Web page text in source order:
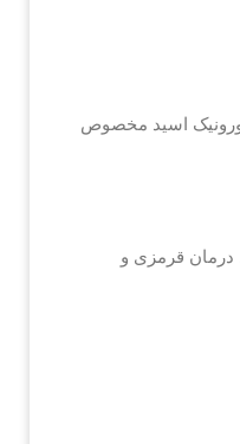
اسید مخصوص
درمان قرمزی و